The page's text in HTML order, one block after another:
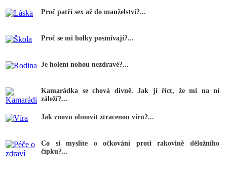
Proč patří sex až do manželství?...
Proč se mi holky posmívají?...
Je holení nohou nezdravé?...
Kamarádka se chová divně. Jak jí říct, že mi na ní
záleží?...
Jak znovu obnovit ztracenou víru?...
Co si myslíte o očkování proti rakovině děložního
čípku?...